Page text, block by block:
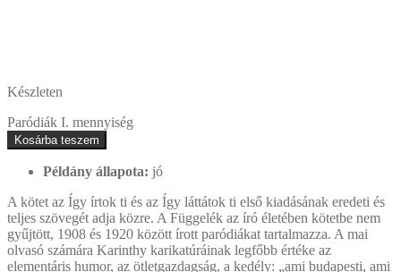
Készleten
Paródiák ​I. mennyiség
Kosárba teszem
Példány állapota: jó
A kötet az Így írtok ti és az Így láttátok ti első kiadásának eredeti és
teljes szövegét adja közre. A Függelék az író életében kötetbe nem
gyűjtött, 1908 és 1920 között írott paródiákat tartalmazza. A mai
olvasó számára Karinthy karikatúráinak legfőbb értéke az
elementáris humor, az ötletgazdagság, a kedély: „ami budapesti, ami